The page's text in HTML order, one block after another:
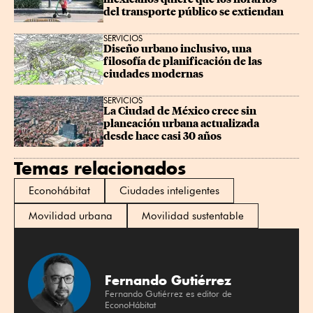
del transporte público se extiendan
SERVICIOS
Diseño urbano inclusivo, una
filosofía de planificación de las
ciudades modernas
SERVICIOS
La Ciudad de México crece sin
planeación urbana actualizada
desde hace casi 30 años
Temas relacionados
Econohábitat
Ciudades inteligentes
Movilidad urbana
Movilidad sustentable
Fernando Gutiérrez
Fernando Gutiérrez es editor de
EconoHábitat